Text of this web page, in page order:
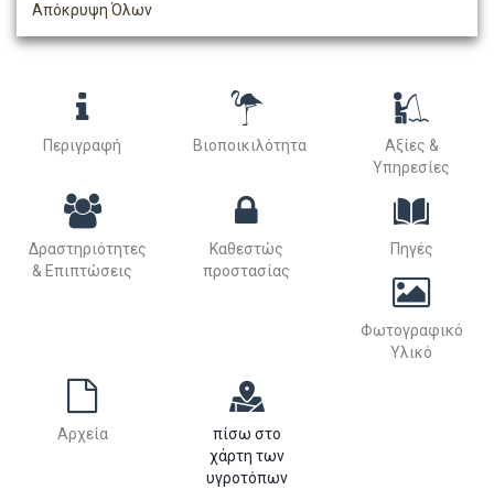
Απόκρυψη Όλων
Περιγραφή Βιοποικιλότητα
Αξίες &
Υπηρεσίες
Δραστηριότητες
& Επιπτώσεις
Καθεστώς
προστασίας
Πηγές
Φωτογραφικό
Υλικό
Αρχεία
πίσω στο
χάρτη των
υγροτόπων